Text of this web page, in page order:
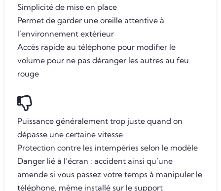
Simplicité de mise en place
Permet de garder une oreille attentive à
l’environnement extérieur
Accès rapide au téléphone pour modifier le
volume pour ne pas déranger les autres au feu
rouge
Puissance généralement trop juste quand on
dépasse une certaine vitesse
Protection contre les intempéries selon le modèle
Danger lié à l’écran : accident ainsi qu’une
amende si vous passez votre temps à manipuler le
téléphone, même installé sur le support